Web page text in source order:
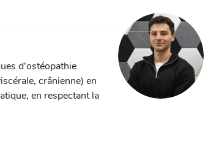
d'ostéopathie
crânienne) en
en respectant la